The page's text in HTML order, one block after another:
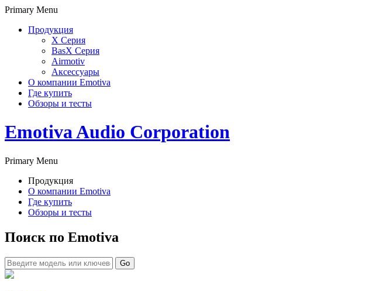
Primary Menu
Продукция
X Серия
BasX Серия
Airmotiv
Аксессуары
О компании Emotiva
Где купить
Обзоры и тесты
Emotiva Audio Corporation
Primary Menu
Продукция
О компании Emotiva
Где купить
Обзоры и тесты
Поиск по Emotiva